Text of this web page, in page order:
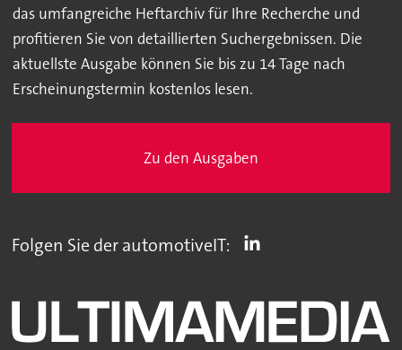
das umfangreiche Heftarchiv für Ihre Recherche und
profitieren Sie von detaillierten Suchergebnissen. Die
aktuellste Ausgabe können Sie bis zu 14 Tage nach
Erscheinungstermin kostenlos lesen.
Zu den Ausgaben
Folgen Sie der automotiveIT: